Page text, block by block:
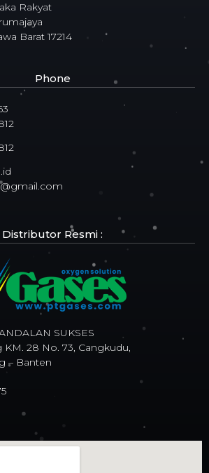
Rakyat
Barat 17214
Phone
Distributor Resmi :
SUKSES
KM. 28 No. 73, Cangkudu,
– Banten